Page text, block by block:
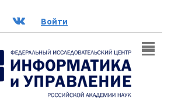
ВК Войти